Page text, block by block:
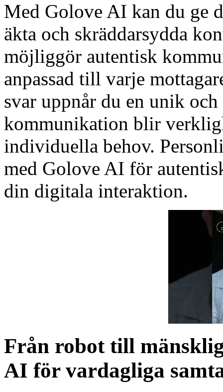
Med Golove AI kan du ge
äkta och skräddarsydda
möjliggör autentisk
anpassad till varje
svar uppnår du en unik
kommunikation blir
individuella behov.
med Golove AI för
din digitala interaktion.
Från robot till
AI för vardagliga